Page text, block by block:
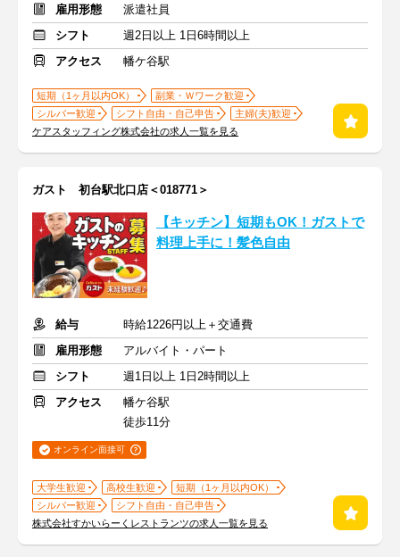
雇用形態
派遣社員
シフト
週2日以上 1日6時間以上
アクセス
幡ケ谷駅
短期（1ヶ月以内OK）
副業・Ｗワーク歓迎
シルバー歓迎
シフト自由・自己申告
主婦(夫)歓迎
ケアスタッフィング株式会社の求人一覧を見る
ガスト 初台駅北口店＜018771＞
【キッチン】短期もOK！ガストで
料理上手に！髪色自由
給与
時給1226円以上＋交通費
雇用形態
アルバイト・パート
シフト
週1日以上 1日2時間以上
アクセス
幡ケ谷駅
徒歩11分
オンライン面接可
大学生歓迎 高校生歓迎
短期（1ヶ月以内OK）
シルバー歓迎
シフト自由・自己申告
株式会社すかいらーくレストランツの求人一覧を見る